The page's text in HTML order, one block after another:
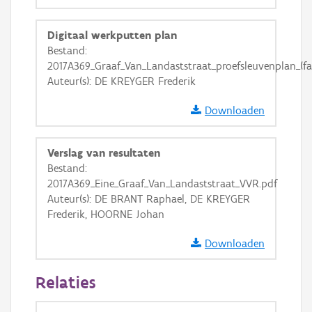
GRB-Basiskaart
GRB-Basiskaart in grijswaarden
Digitaal werkputten plan
Bestand:
Auteur(s): DE KREYGER Frederik
Downloaden
Verslag van resultaten
Bestand:
2017A369_Eine_Graaf_Van_Landaststraat_VVR.pdf
Auteur(s): DE BRANT Raphael, DE KREYGER
Frederik, HOORNE Johan
Downloaden
Relaties